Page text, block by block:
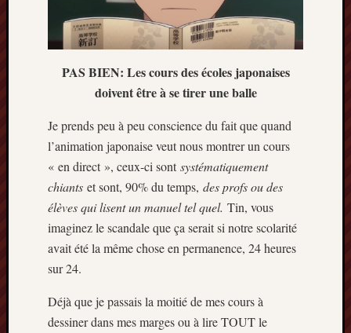
PAS BIEN: Les cours des écoles japonaises
doivent être à se tirer une balle
Je prends peu à peu conscience du fait que quand
l’animation japonaise veut nous montrer un cours
« en direct », ceux-ci sont systématiquement
chiants et sont, 90% du temps, des profs ou des
élèves qui lisent un manuel tel quel. Tin, vous
imaginez le scandale que ça serait si notre scolarité
avait été la même chose en permanence, 24 heures
sur 24.
Déjà que je passais la moitié de mes cours à
dessiner dans mes marges ou à lire TOUT le